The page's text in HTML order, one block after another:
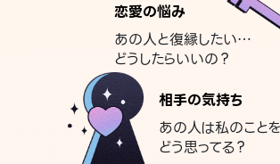
恋愛の悩み
あの人と復縁したい…
どうしたらいいの？
相手の気持ち
あの人は私のことを
どう思ってる？